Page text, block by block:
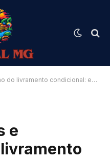
o voto do Desembargador Alexandre Victor de Carvalho
e